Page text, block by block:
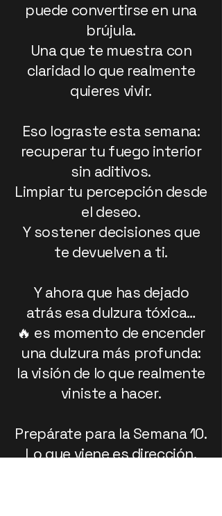
puede convertirse en una
brújula.
Una que te muestra con
claridad lo que realmente
quieres vivir.
Eso lograste esta semana:
recuperar tu fuego interior
sin aditivos.
Limpiar tu percepción desde
el deseo.
Y sostener decisiones que
te devuelven a ti.
Y ahora que has dejado
atrás esa dulzura tóxica…
🔥 es momento de encender
una dulzura más profunda:
la visión de lo que realmente
viniste a hacer.
Prepárate para la Semana 10.
Lo que viene es dirección.